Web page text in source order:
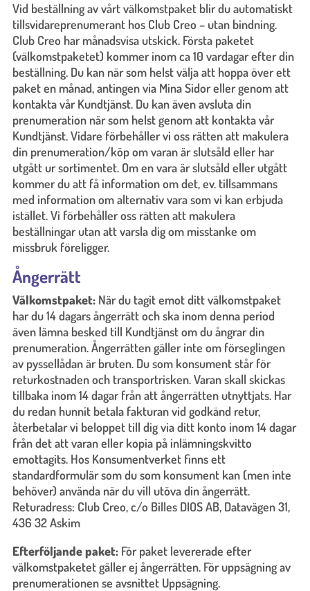
Vid beställning av vårt välkomstpaket blir du automatiskt
tillsvidareprenumerant hos Club Creo – utan bindning.
Club Creo har månadsvisa utskick. Första paketet
(välkomstpaketet) kommer inom ca 10 vardagar efter din
beställning. Du kan när som helst välja att hoppa över ett
paket en månad, antingen via Mina Sidor eller genom att
kontakta vår Kundtjänst. Du kan även avsluta din
prenumeration när som helst genom att kontakta vår
Kundtjänst. Vidare förbehåller vi oss rätten att makulera
din prenumeration/köp om varan är slutsåld eller har
utgått ur sortimentet. Om en vara är slutsåld eller utgått
kommer du att få information om det, ev. tillsammans
med information om alternativ vara som vi kan erbjuda
istället. Vi förbehåller oss rätten att makulera
beställningar utan att varsla dig om misstanke om
missbruk föreligger.
Ångerrätt
Välkomstpaket: När du tagit emot ditt välkomstpaket
har du 14 dagars ångerrätt och ska inom denna period
även lämna besked till Kundtjänst om du ångrar din
prenumeration. Ångerrätten gäller inte om förseglingen
av pyssellådan är bruten. Du som konsument står för
returkostnaden och transportrisken. Varan skall skickas
tillbaka inom 14 dagar från att ångerrätten utnyttjats. Har
du redan hunnit betala fakturan vid godkänd retur,
återbetalar vi beloppet till dig via ditt konto inom 14 dagar
från det att varan eller kopia på inlämningskvitto
emottagits. Hos Konsumentverket finns ett
standardformulär som du som konsument kan (men inte
behöver) använda när du vill utöva din ångerrätt.
Returadress: Club Creo, c/o Billes DIOS AB, Datavägen 31,
436 32 Askim
Efterföljande paket: För paket levererade efter
välkomstpaketet gäller ej ångerrätten. För uppsägning av
prenumerationen se avsnittet Uppsägning.